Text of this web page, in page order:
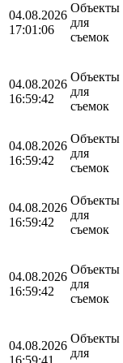
04.08.2026
17:01:06
Объекты
для
съемок
04.08.2026
16:59:42
Объекты
для
съемок
04.08.2026
16:59:42
Объекты
для
съемок
04.08.2026
16:59:42
Объекты
для
съемок
04.08.2026
16:59:42
Объекты
для
съемок
04.08.2026
16:59:41
Объекты
для